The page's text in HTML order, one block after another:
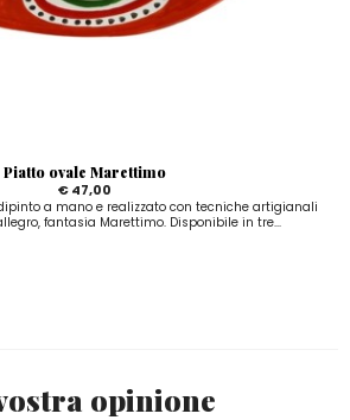
Piatto ovale Marettimo
€ 47,00
a mano e realizzato con tecniche artigianali
fantasia Marettimo. Disponibile in tre...
opinione